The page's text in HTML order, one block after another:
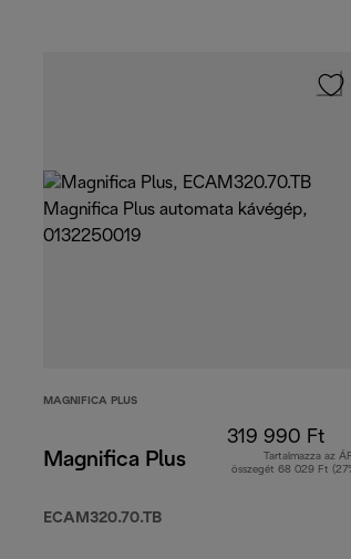
ár 249 990 Ft
MAGNIFICA PLUS
Magnifica Plus
ECAM320.70.TB
319 990 Ft
Tartalmazza az
összegét 68 029 Ft